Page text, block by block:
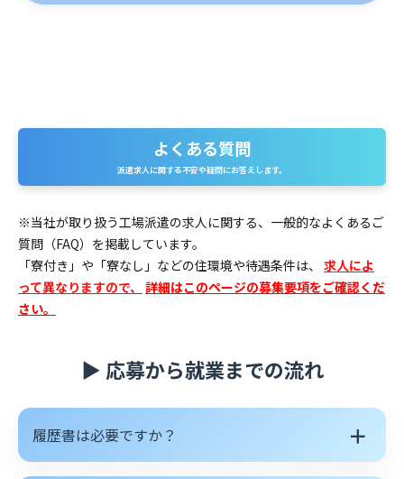
よくある質問
派遣求人に関する不安や疑問にお答えします。
※当社が取り扱う工場派遣の求人に関する、一般的なよくあるご
質問（FAQ）を掲載しています。
「寮付き」や「寮なし」などの住環境や待遇条件は、 求人によ
って異なりますので、 詳細はこのページの募集要項をご確認くだ
さい。
▶ 応募から就業までの流れ
履歴書は必要ですか？ ＋